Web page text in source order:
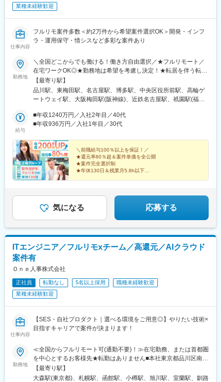
業種未経験歓迎
仕事内容
フルリモ案件多数＜約2万件から希望案件選択OK＞開発・インフ
ラ・運用保守・情シスなど多彩な案件あり
勤務地
＼全国どこからでも働ける！働き方自由選択／★フルリモート／
在宅ワークOK◎★勤務地は希望を考慮し決定！★転居を伴う転勤
なし★東京・大阪・名古屋・北海道・福岡など、全国の希望勤務
地で勤務可能！★上京・地方移住など、ライフスタイルに合わせ
た働き方も実現できます！★U/Iターン歓迎！★自動車通勤可能
阪支社】大阪府大阪市北区梅田1-12-12 東京建物梅田ビル12F【名
古屋支社】愛知県名古屋市西区名駅1-1-17 名駅ダイヤメイテツビ
ル1F【北海道支社】北海道札幌市中央区南2条西10-1000-24
TAKETOビル
【最寄り駅】
品川駅、東梅田駅、名古屋駅、博多駅、中央区役所前駅、高輪ゲ
ートウェイ駅、大阪梅田駅(阪神線)、近鉄名古屋駅、祇園駅(福岡
８丁目駅
給与
■年収1240万円／入社2年目／40代
■年収936万円／入社1年目／30代
＼前職給与100％以上を保証！／
★還元率80％超＆案件単価を全公開
★案件完全選択制
★年休130日＆残業月5.8h以下
気になる 応募する
ITエンジニア／フルリモxチーム／高還元／AIクラウド
案件有
Ｏｎｅ人事株式会社
正社員 転勤なし 5名以上採用
職種未経験歓迎
業種未経験歓迎
仕事内容
【SES・自社プロダクト｜選べる環境をご用意◎】やりたい技術×
目指すキャリアで案件が決まります！
勤務地
≪全国からフルリモート可(通勤不要)！≫在宅勤務、または首都圏
を中心とするお客様先★転勤はありません■本社東京都品川区南大
井6-26-2 大森ベルポートB館8F
【最寄り駅】
大森駅(東京都)、札幌駅、函館駅、小樽駅、旭川駅、室蘭駅、釧路